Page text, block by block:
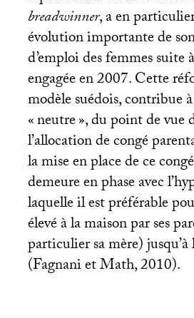
breadwinner, a en
évolution importante de
d’emploi des femmes suite
engagée en 2007. Cette
modèle suédois, contribue
«neutre», du point de vue
l’allocation de congé
la mise en place de ce
demeure en phase avec
laquelle il est préférable
élevé à la maison par ses
particulier sa mère) jusqu’à
(Fagnani et Math, 2010).